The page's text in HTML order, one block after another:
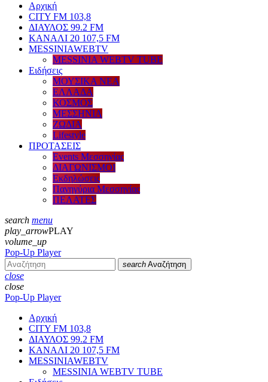
Αρχική
CITY FM 103,8
ΔΙΑΥΛΟΣ 99.2 FM
ΚΑΝΑΛΙ 20 107,5 FM
MESSINIAWEBTV
MESSINIA WEBTV TUBE
Eιδήσεις
ΜΟΥΣΙΚΑ ΝΕΑ
ΕΛΛΑΔΑ
ΚΟΣΜΟΣ
ΜΕΣΣΗΝΙΑ
ΖΩΔΙΑ
Lifestyle
ΠΡΟΤΑΣΕΙΣ
Events Μεσσηνίας
ΔΙΑΓΩΝΙΣΜΟΙ
Εκδηλώσεις
Πανηγύρια Μεσσηνίας
ΠΕΛΑΤΕΣ
search menu
play_arrowPLAY
volume_up
Pop-Up Player
search Αναζήτηση
close
close
Pop-Up Player
Αρχική
CITY FM 103,8
ΔΙΑΥΛΟΣ 99.2 FM
ΚΑΝΑΛΙ 20 107,5 FM
MESSINIAWEBTV
MESSINIA WEBTV TUBE